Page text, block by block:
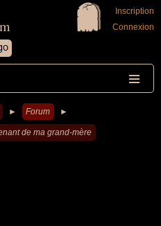
Inscription
Connexion
► Forum ►
de ma grand-mère